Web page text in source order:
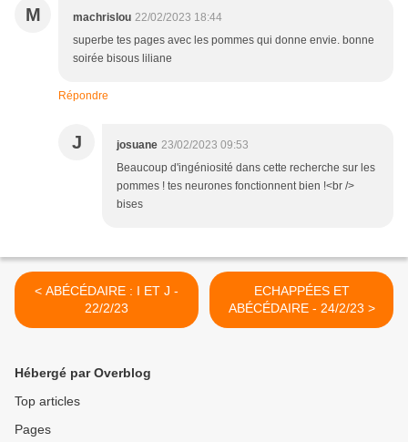
M machrislou 22/02/2023 18:44
superbe tes pages avec les pommes qui donne envie. bonne
soirée bisous liliane
Répondre
J josuane 23/02/2023 09:53
Beaucoup d'ingéniosité dans cette recherche sur les
pommes ! tes neurones fonctionnent bien !<br />
bises
< ABÉCÉDAIRE : I ET J -
22/2/23
ECHAPPÉES ET
ABÉCÉDAIRE - 24/2/23 >
Hébergé par Overblog
Top articles
Pages